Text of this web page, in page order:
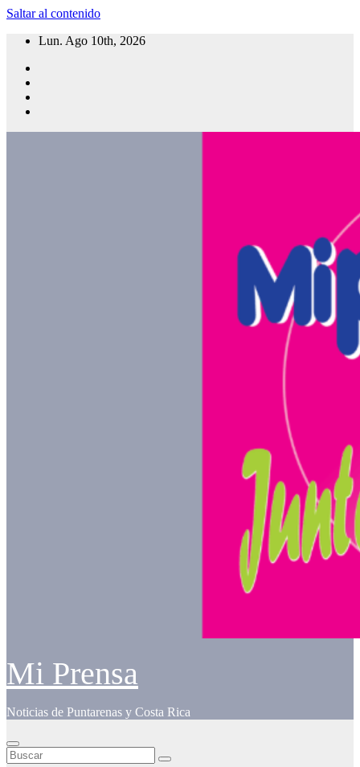
Saltar al contenido
Lun. Ago 10th, 2026
Mi Prensa
Noticias de Puntarenas y Costa Rica